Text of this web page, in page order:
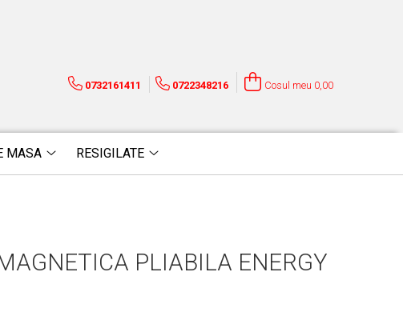
0732161411 0722348216 Cosul meu 0,00
MASA RESIGILATE
PLIABILA ENERGY